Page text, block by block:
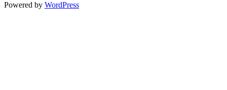
Powered by WordPress